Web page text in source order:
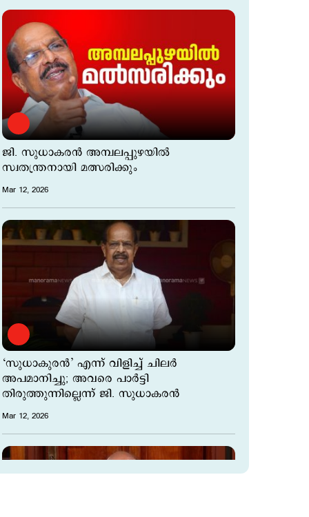
ജി. സുധാകരന്‍ അമ്പലപ്പുഴയിൽ
സ്വതന്ത്രനായി മത്സരിക്കും
Mar 12, 2026
‘സുധാകുരൻ’ എന്ന് വിളിച്ച് ചിലർ
അപമാനിച്ചു; അവരെ പാർട്ടി
തിരുത്തുന്നില്ലെന്ന് ജി. സുധാകരൻ
Mar 12, 2026